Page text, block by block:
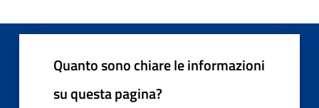
Quanto sono chiare le informazioni
su questa pagina?